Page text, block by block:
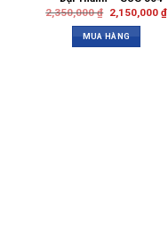
2,350,000₫ 2,150,000 ₫
MUA HÀNG